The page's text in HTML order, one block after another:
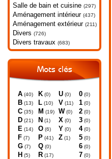
Salle de bain et cuisine (297)
Aménagement intérieur (437)
Aménagement extérieur (211)
Divers (726)
Divers travaux (683)
Mots clés
A (40)
B (13)
C (35)
D (21)
E (14)
F (7)
G (7)
H (5)
K (0)
L (10)
M (19)
N (1)
O (6)
P (41)
Q (0)
R (17)
U (0)
V (11)
W (0)
X (0)
Y (0)
Z (1)
0 (0)
1 (0)
2 (0)
3 (0)
4(0)
5 (0)
6 (0)
7 (0)